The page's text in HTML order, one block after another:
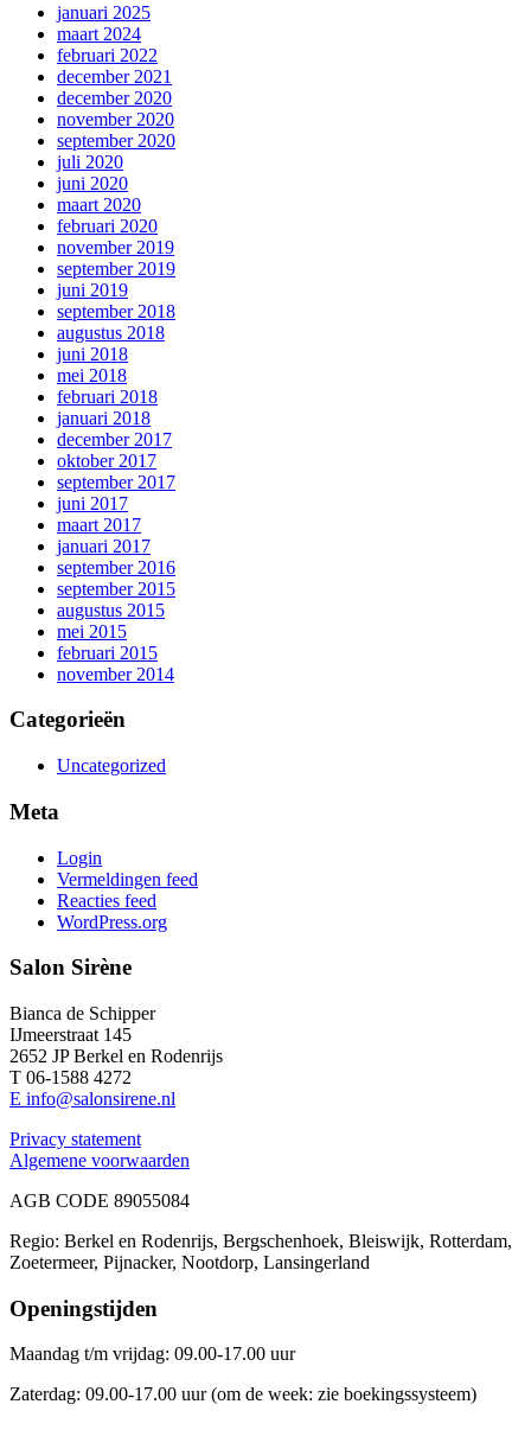
januari 2025
maart 2024
februari 2022
december 2021
december 2020
november 2020
september 2020
juli 2020
juni 2020
maart 2020
februari 2020
november 2019
september 2019
juni 2019
september 2018
augustus 2018
juni 2018
mei 2018
februari 2018
januari 2018
december 2017
oktober 2017
september 2017
juni 2017
maart 2017
januari 2017
september 2016
september 2015
augustus 2015
mei 2015
februari 2015
november 2014
Categorieën
Uncategorized
Meta
Login
Vermeldingen feed
Reacties feed
WordPress.org
Salon Sirène
Bianca de Schipper
IJmeerstraat 145
2652 JP Berkel en Rodenrijs
T 06-1588 4272
E info@salonsirene.nl
Privacy statement
Algemene voorwaarden
AGB CODE 89055084
Regio: Berkel en Rodenrijs, Bergschenhoek, Bleiswijk, Rotterdam,
Zoetermeer, Pijnacker, Nootdorp, Lansingerland
Openingstijden
Maandag t/m vrijdag: 09.00-17.00 uur
Zaterdag: 09.00-17.00 uur (om de week: zie boekingssysteem)